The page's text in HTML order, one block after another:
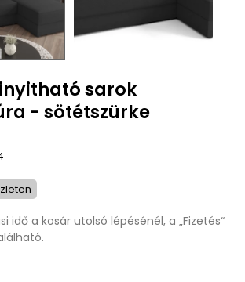
sarok
- sötétszürke
idő a kosár utolsó lépésénél, a „Fizetés“